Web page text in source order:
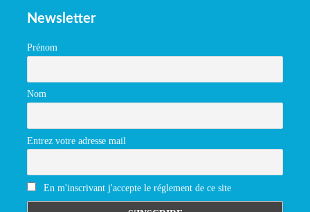
Newsletter
Prénom
Nom
Entrez votre adresse mail
En m'inscrivant j'accepte le réglement de ce site